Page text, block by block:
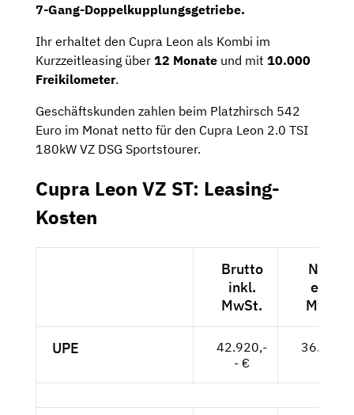
7-Gang-Doppelkupplungsgetriebe.
Ihr erhaltet den Cupra Leon als Kombi im
Kurzzeitleasing über 12 Monate und mit 10.000
Freikilometer.
Geschäftskunden zahlen beim Platzhirsch 542
Euro im Monat netto für den Cupra Leon 2.0 TSI
180kW VZ DSG Sportstourer.
Cupra Leon VZ ST: Leasing-
Kosten
Brutto
inkl.
MwSt.
Netto
exkl.
MwSt.
UPE
42.920,-
- €
36.067,-